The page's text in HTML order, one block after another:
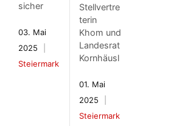
sicher
03. Mai
2025
Steiermark
Stellvertre
terin
Khom und
Landesrat
Kornhäusl
01. Mai
2025
Steiermark